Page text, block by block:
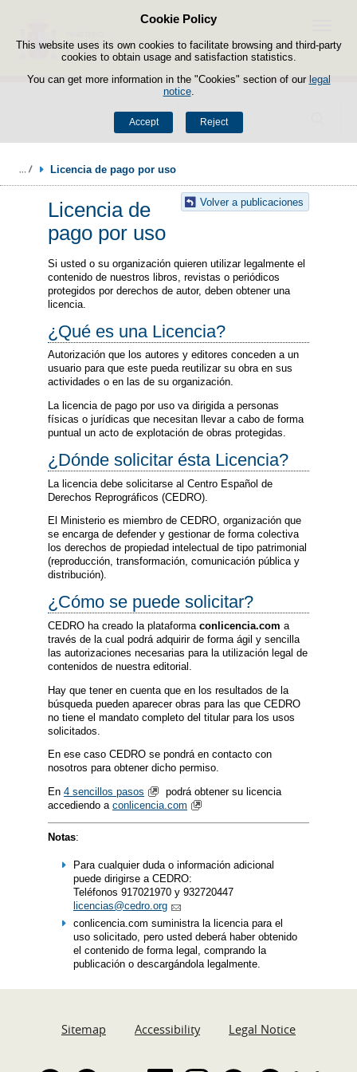
Cookie Policy
This website uses its own cookies to facilitate browsing and third-party
cookies to obtain usage and satisfaction statistics.
You can get more information in the "Cookies" section of our legal
notice.
Accept Reject
Skip to content
Search
Menu
Licencia de pago por uso
Volver a publicaciones
Licencia de
pago por uso
Si usted o su organización quieren utilizar legalmente el
contenido de nuestros libros, revistas o periódicos
protegidos por derechos de autor, deben obtener una
licencia.
¿Qué es una Licencia?
Autorización que los autores y editores conceden a un
usuario para que este pueda reutilizar su obra en sus
actividades o en las de su organización.
La licencia de pago por uso va dirigida a personas
físicas o jurídicas que necesitan llevar a cabo de forma
puntual un acto de explotación de obras protegidas.
¿Dónde solicitar ésta Licencia?
La licencia debe solicitarse al Centro Español de
Derechos Reprográficos (CEDRO).
El Ministerio es miembro de CEDRO, organización que
se encarga de defender y gestionar de forma colectiva
los derechos de propiedad intelectual de tipo patrimonial
(reproducción, transformación, comunicación pública y
distribución).
¿Cómo se puede solicitar?
CEDRO ha creado la plataforma conlicencia.com a
través de la cual podrá adquirir de forma ágil y sencilla
las autorizaciones necesarias para la utilización legal de
contenidos de nuestra editorial.
Hay que tener en cuenta que en los resultados de la
búsqueda pueden aparecer obras para las que CEDRO
no tiene el mandato completo del titular para los usos
solicitados.
En ese caso CEDRO se pondrá en contacto con
nosotros para obtener dicho permiso.
En 4 sencillos pasos
podrá obtener su licencia
accediendo a conlicencia.com
Notas:
Para cualquier duda o información adicional
puede dirigirse a CEDRO:
Teléfonos 917021970 y 932720447
licencias@cedro.org
conlicencia.com suministra la licencia para el
uso solicitado, pero usted deberá haber obtenido
el contenido de forma legal, comprando la
publicación o descargándola legalmente.
Sitemap Accessibility Legal Notice